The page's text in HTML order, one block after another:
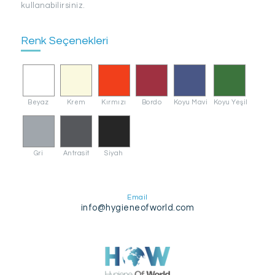
kullanabilirsiniz.
Renk Seçenekleri
Beyaz Krem Kırmızı Bordo Koyu Mavi Koyu Yeşil
Gri Antrasit Siyah
Email
info@hygieneofworld.com